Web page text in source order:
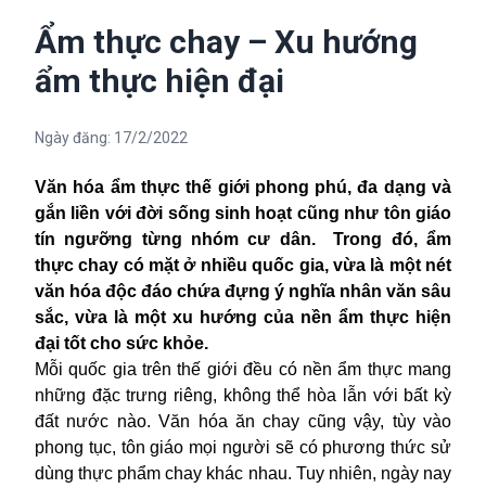
Ẩm thực chay – Xu hướng
ẩm thực hiện đại
Ngày đăng: 17/2/2022
Văn hóa ẩm thực thế giới phong phú, đa dạng và
gắn liền với đời sống sinh hoạt cũng như tôn giáo
tín ngưỡng từng nhóm cư dân. Trong đó, ẩm
thực chay có mặt ở nhiều quốc gia, vừa là một nét
văn hóa độc đáo chứa đựng ý nghĩa nhân văn sâu
sắc, vừa là một xu hướng của nền ẩm thực hiện
đại tốt cho sức khỏe.
Mỗi quốc gia trên thế giới đều có nền ẩm thực mang
những đặc trưng riêng, không thể hòa lẫn với bất kỳ
đất nước nào. Văn hóa ăn chay cũng vậy, tùy vào
phong tục, tôn giáo mọi người sẽ có phương thức sử
dùng thực phẩm chay khác nhau. Tuy nhiên, ngày nay